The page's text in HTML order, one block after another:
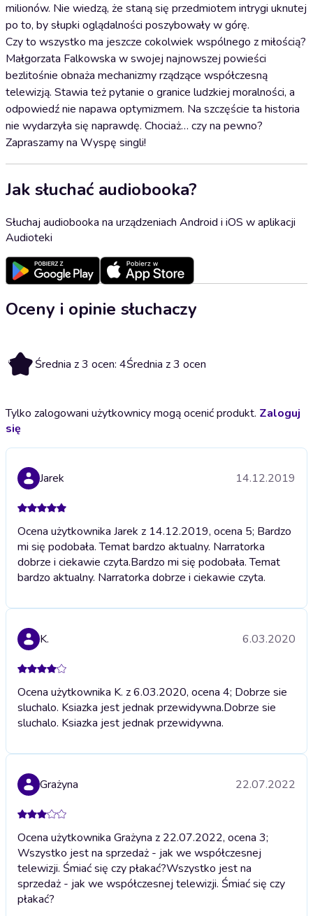
milionów. Nie wiedzą, że staną się przedmiotem intrygi uknutej
po to, by słupki oglądalności poszybowały w górę.
Czy to wszystko ma jeszcze cokolwiek wspólnego z miłością?
Małgorzata Falkowska w swojej najnowszej powieści
bezlitośnie obnaża mechanizmy rządzące współczesną
telewizją. Stawia też pytanie o granice ludzkiej moralności, a
odpowiedź nie napawa optymizmem. Na szczęście ta historia
nie wydarzyła się naprawdę. Chociaż… czy na pewno?
Zapraszamy na Wyspę singli!
Jak słuchać audiobooka?
Słuchaj audiobooka na urządzeniach Android i iOS w aplikacji
Audioteki
Oceny i opinie słuchaczy
4 Średnia z 3 ocen: 4Średnia z 3 ocen
Tylko zalogowani użytkownicy mogą ocenić produkt. Zaloguj
się
Jarek 14.12.2019
Ocena użytkownika Jarek z 14.12.2019, ocena 5; Bardzo
mi się podobała. Temat bardzo aktualny. Narratorka
dobrze i ciekawie czyta.Bardzo mi się podobała. Temat
bardzo aktualny. Narratorka dobrze i ciekawie czyta.
K. 6.03.2020
Ocena użytkownika K. z 6.03.2020, ocena 4; Dobrze sie
sluchalo. Ksiazka jest jednak przewidywna.Dobrze sie
sluchalo. Ksiazka jest jednak przewidywna.
Grażyna 22.07.2022
Ocena użytkownika Grażyna z 22.07.2022, ocena 3;
Wszystko jest na sprzedaż - jak we współczesnej
telewizji. Śmiać się czy płakać?Wszystko jest na
sprzedaż - jak we współczesnej telewizji. Śmiać się czy
płakać?